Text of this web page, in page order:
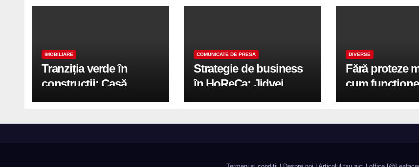
IMOBILIARE
Tranziția verde în
construcții: Casă
modernă cu structură
COMUNICATE DE PRESA
Strategie de business
în HoReCa: Jidvei
transformă terasele în
DIVERSE
Fără proteze
cum
reabilitarea